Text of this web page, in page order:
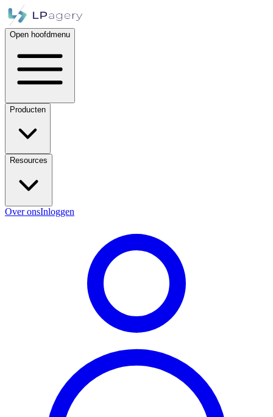
Open hoofdmenu
Producten
Resources
Over onsInloggen